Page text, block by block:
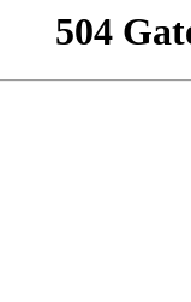
504